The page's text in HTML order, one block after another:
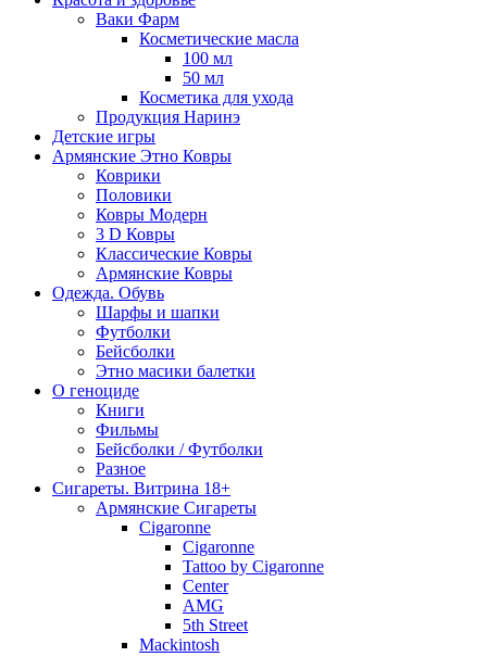
Ваки Фарм
Косметические масла
100 мл
50 мл
Косметика для ухода
Продукция Наринэ
Детские игры
Армянские Этно Ковры
Коврики
Половики
Ковры Модерн
3 D Ковры
Классические Ковры
Армянские Ковры
Одежда. Обувь
Шарфы и шапки
Футболки
Бейсболки
Этно масики балетки
О геноциде
Книги
Фильмы
Бейсболки / Футболки
Разное
Сигареты. Витрина 18+
Армянские Сигареты
Cigaronne
Cigaronne
Tattoo by Cigaronne
Center
AMG
5th Street
Mackintosh